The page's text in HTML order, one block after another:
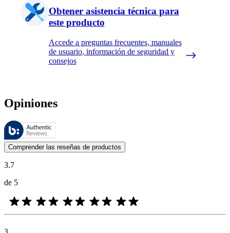
Obtener asistencia técnica para
este producto
Accede a preguntas frecuentes, manuales
de usuario, información de seguridad y
consejos
Opiniones
Estas reseñas las gestiona Bazaarvoice y cumplen con la política de
Las opiniones de los clientes en forma de reseñas de productos y
Comprender las reseñas de productos
3.7
de 5